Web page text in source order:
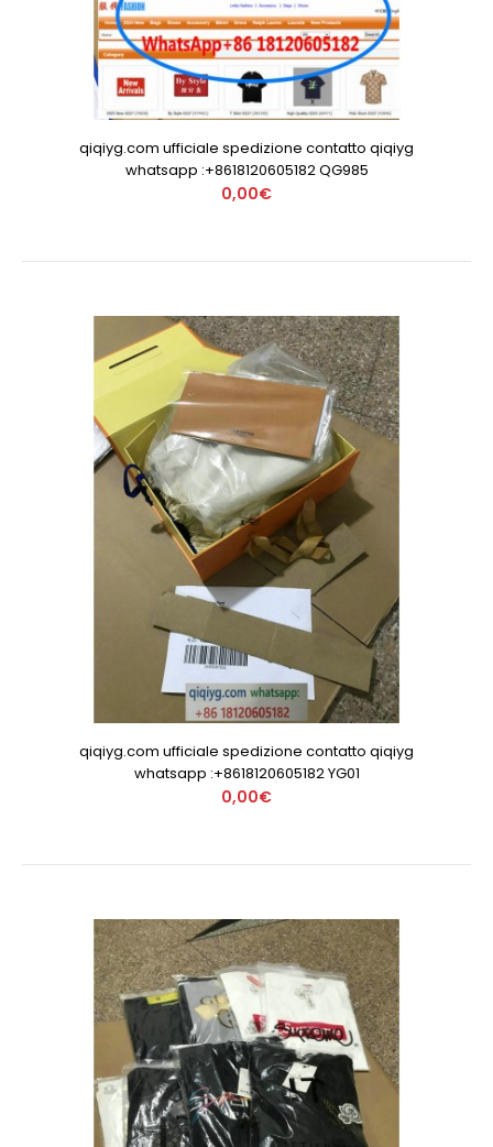
qiqiyg.com ufficiale spedizione contatto qiqiyg
whatsapp :+8618120605182 QG985
0,00€
qiqiyg.com ufficiale spedizione contatto qiqiyg
whatsapp :+8618120605182 YG01
0,00€